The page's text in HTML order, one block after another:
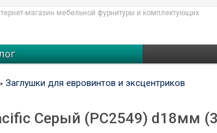
магазин мебельной фурнитуры и комплектующих
Заглушки для евровинтов и эксцентриков
Серый (PC2549) d18мм